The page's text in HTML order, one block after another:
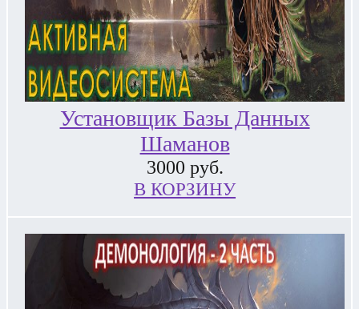
Установщик Базы Данных
Шаманов
3000 руб.
В КОРЗИНУ